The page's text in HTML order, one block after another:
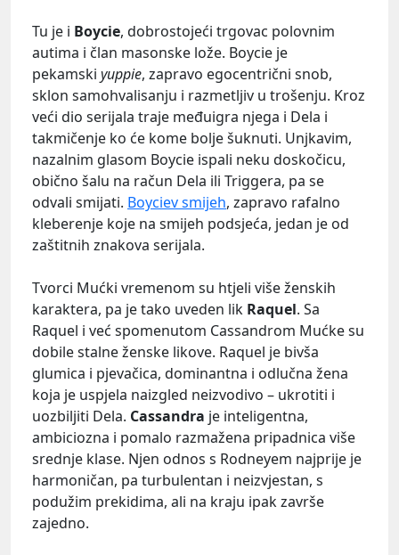
Tu je i Boycie, dobrostojeći trgovac polovnim
autima i član masonske lože. Boycie je
pekamski yuppie, zapravo egocentrični snob,
sklon samohvalisanju i razmetljiv u trošenju. Kroz
veći dio serijala traje međuigra njega i Dela i
takmičenje ko će kome bolje šuknuti. Unjkavim,
nazalnim glasom Boycie ispali neku doskočicu,
obično šalu na račun Dela ili Triggera, pa se
odvali smijati. Boyciev smijeh, zapravo rafalno
kleberenje koje na smijeh podsjeća, jedan je od
zaštitnih znakova serijala.
Tvorci Mućki vremenom su htjeli više ženskih
karaktera, pa je tako uveden lik Raquel. Sa
Raquel i već spomenutom Cassandrom Mućke su
dobile stalne ženske likove. Raquel je bivša
glumica i pjevačica, dominantna i odlučna žena
koja je uspjela naizgled neizvodivo – ukrotiti i
uozbiljiti Dela. Cassandra je inteligentna,
ambiciozna i pomalo razmažena pripadnica više
srednje klase. Njen odnos s Rodneyem najprije je
harmoničan, pa turbulentan i neizvjestan, s
podužim prekidima, ali na kraju ipak završe
zajedno.